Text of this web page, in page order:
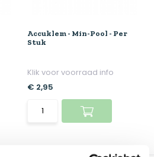
Accuklem - Min-Pool - Per
Stuk
Klik voor voorraad info
€ 2,95